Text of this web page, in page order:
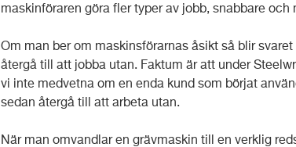
maskinföraren göra fler typer av jobb, snabbare och
Om man ber om maskinsförarnas åsikt så blir
återgå till att jobba utan. Faktum är att under
vi inte medvetna om en enda kund som börjat
sedan återgå till att arbeta utan.
När man omvandlar en grävmaskin till en verklig